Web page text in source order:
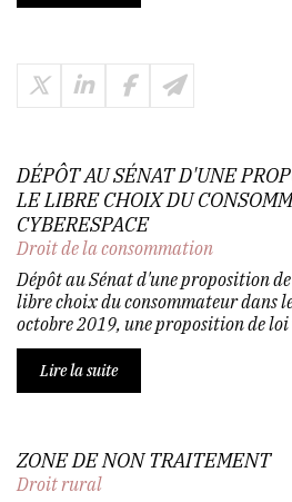
DÉPÔT AU SÉNAT D'UNE
LE LIBRE CHOIX DU
CYBERESPACE
Droit de la consommation
Dépôt au Sénat d'une proposition
libre choix du consommateur dans
octobre 2019, une proposition de
Lire la suite
ZONE DE NON TRAITEMENT
Droit rural